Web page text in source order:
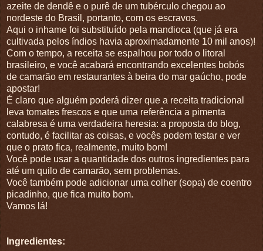
azeite de dendê e o purê de um tubérculo chegou ao
nordeste do Brasil, portanto, com os escravos.
Aqui o inhame foi substituído pela mandioca (que já era
cultivada pelos índios havia aproximadamente 10 mil anos)!
Com o tempo, a receita se espalhou por todo o litoral
brasileiro, e você acabará encontrando excelentes bobós
de camarão em restaurantes à beira do mar gaúcho, pode
apostar!
É claro que alguém poderá dizer que a receita tradicional
leva tomates frescos e que uma referência a pimenta
calabresa é uma verdadeira heresia: a proposta do blog,
contudo, é facilitar as coisas, e vocês podem testar e ver
que o prato fica, realmente, muito bom!
Você pode usar a quantidade dos outros ingredientes para
até um quilo de camarão, sem problemas.
Você também pode adicionar uma colher (sopa) de coentro
picadinho, que fica muito bom.
Vamos lá!
Ingredientes: